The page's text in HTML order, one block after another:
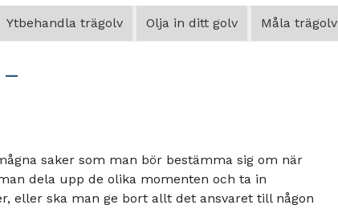
Ytbehandla trägolv Olja in ditt golv Måla trägolv
saker som man bör bestämma sig om när
dela upp de olika momenten och ta in
eller ska man ge bort allt det ansvaret till någon